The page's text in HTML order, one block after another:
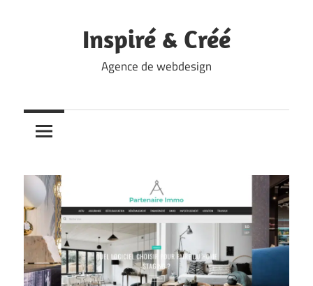
Inspiré & Créé
Agence de webdesign